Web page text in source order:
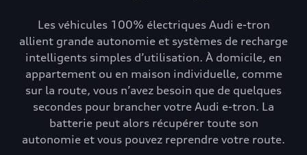
Les véhicules 100% électriques Audi e-tron
allient grande autonomie et systèmes de recharge
intelligents simples d’utilisation. À domicile, en
appartement ou en maison individuelle, comme
sur la route, vous n’avez besoin que de quelques
secondes pour brancher votre Audi e-tron. La
batterie peut alors récupérer toute son
autonomie et vous pouvez reprendre votre route.